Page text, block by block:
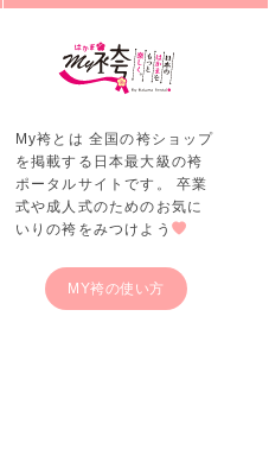
My袴とは 全国の袴ショップ
を掲載する日本最大級の袴
ポータルサイトです。 卒業
式や成人式のためのお気に
いりの袴をみつけよう
MY袴の使い方